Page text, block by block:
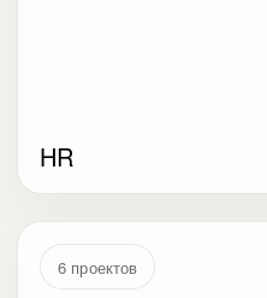
HR
6 проектов